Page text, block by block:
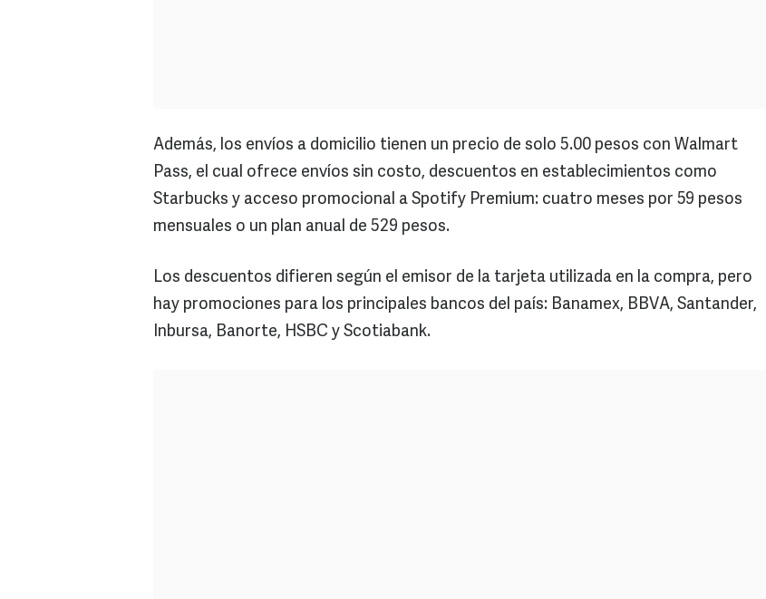
Además, los envíos a domicilio tienen un precio de solo 5.00 pesos con Walmart
Pass, el cual ofrece envíos sin costo, descuentos en establecimientos como
Starbucks y acceso promocional a Spotify Premium: cuatro meses por 59 pesos
mensuales o un plan anual de 529 pesos.
Los descuentos difieren según el emisor de la tarjeta utilizada en la compra, pero
hay promociones para los principales bancos del país: Banamex, BBVA, Santander,
Inbursa, Banorte, HSBC y Scotiabank.